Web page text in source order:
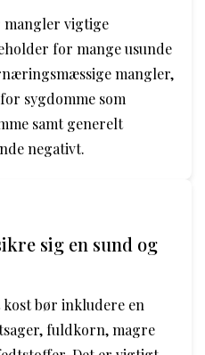
mangler vigtige
for mange usunde
mangler,
sygdomme som
samt generelt
negativt.
sig en sund og
bør inkludere en
fuldkorn, magre